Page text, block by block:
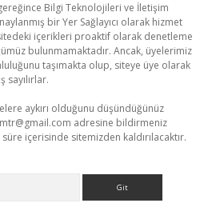
Bilgi Teknolojileri ve İletişim
bir Yer Sağlayıcı olarak hizmet
içerikleri proaktif olarak denetleme
bulunmamaktadır. Ancak, üyelerimiz
taşımakta olup, siteye üye olarak
aykırı olduğunu düşündüğünüz
adresine bildirmeniz
içerisinde sitemizden kaldırılacaktır.